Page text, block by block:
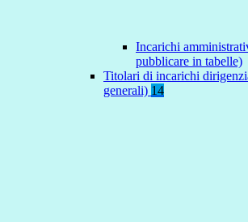
Incarichi
pubblicare in tabelle)
Titolari di incarichi
generali) 14